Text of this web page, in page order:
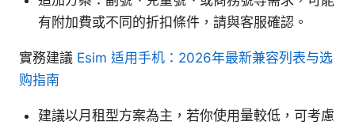
有附加費或不同的折扣條件，請與客服確認。
實務建議 Esim 适用手机：2026年最新兼容列表与选
购指南
建議以月租型方案為主，若你使用量較低，可考慮